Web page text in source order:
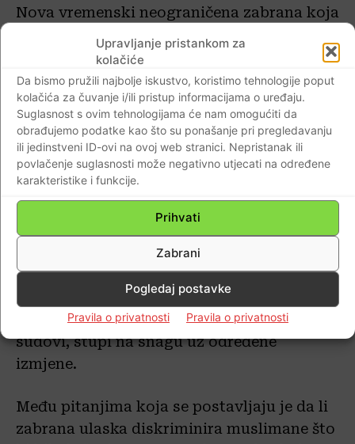
Upravljanje pristankom za
kolačiće
Da bismo pružili najbolje iskustvo, koristimo tehnologije poput
kolačića za čuvanje i/ili pristup informacijama o uređaju.
Suglasnost s ovim tehnologijama će nam omogućiti da
obrađujemo podatke kao što su ponašanje pri pregledavanju
ili jedinstveni ID-ovi na ovoj web stranici. Nepristanak ili
povlačenje suglasnosti može negativno utjecati na određene
karakteristike i funkcije.
Prihvati
Zabrani
Pogledaj postavke
Pravila o privatnosti Pravila o privatnosti
Nova vremenski neograničena zabrana koja
bi trebala stupiti na snagu 18. listopada
uklonila je Sudan s popisa ali je zabranila
ulazak u Sjedinjene Države ljudima iz Čada
i Sjeverne Koreje te određenim vladinim
dužnosnicima iz Venezuele.
Trumpova administracija pozvala je sud da
odbaci oba slučaja dok su protivnici
zatražili od sudaca da donesu presudu o
samom pitanju.
Vrhovni sud je u lipnju prihvatio da će se
pozabaviti s oba slučaja i dopustio da
zabrana ulaska, koju su blokirali niži
sudovi, stupi na snagu uz određene
izmjene.
Među pitanjima koja se postavljaju je da li
zabrana ulaska diskriminira muslimane što